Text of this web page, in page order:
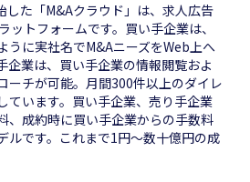
した「M&Aクラウド」は、求人広告
ットフォームです。買い手企業は、
うに実社名でM&AニーズをWeb上へ
企業は、買い手企業の情報閲覧およ
ーチが可能。月間300件以上のダイレ
ています。買い手企業、売り手企業
、成約時に買い手企業からの手数料
ルです。これまで1円～数十億円の成